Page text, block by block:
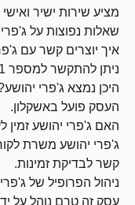
מציע שירות ישיר ואישי
שאלות נפוצות על
איך יוצרים קשר עם
ניתן להתקשר למספר 086726161.
היכן נמצא ג'פרי
העסק פועל באשקלון.
האם ג'פרי יהושע זמין
ג'פרי יהושע משרת
קשר לבדיקת זמינות.
ניהול הפרופיל של
עסק זה טרם נוהל על